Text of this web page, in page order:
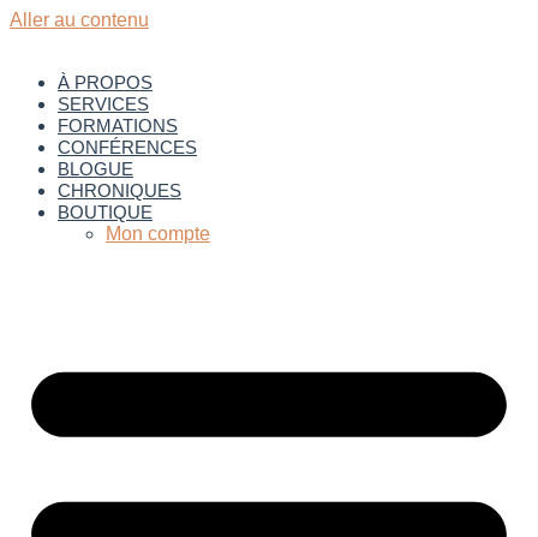
Aller au contenu
À PROPOS
SERVICES
FORMATIONS
CONFÉRENCES
BLOGUE
CHRONIQUES
BOUTIQUE
Mon compte